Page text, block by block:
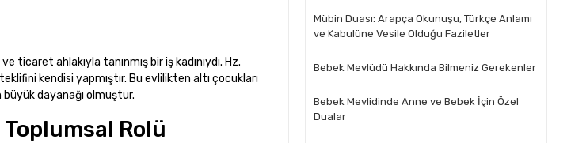
ahlakıyla tanınmış bir iş kadınıydı. Hz.
kendisi yapmıştır. Bu evlilikten altı çocukları
dayanağı olmuştur.
Rolü
Mübin Duası: Arapça Okunuşu, Türkçe Anlamı
ve Kabulüne Vesile Olduğu Faziletler
Bebek Mevlüdü Hakkında Bilmeniz Gerekenler
Bebek Mevlidinde Anne ve Bebek İçin Özel
Dualar